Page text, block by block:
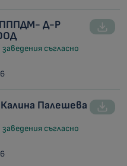
Д-Р
съгласно
Палешева
съгласно